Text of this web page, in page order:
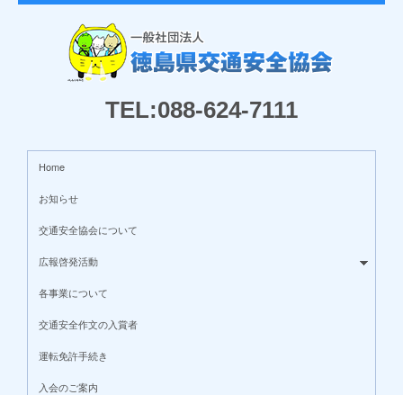
TEL:088-624-7111
Home
お知らせ
交通安全協会について
広報啓発活動
各事業について
交通安全作文の入賞者
運転免許手続き
入会のご案内